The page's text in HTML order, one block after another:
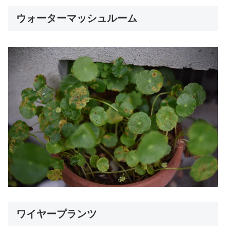
ウォーターマッシュルーム
ワイヤープランツ